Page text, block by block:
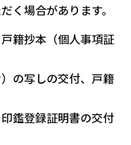
く場合があります。
籍抄本（個人事項証
の写しの交付、戸籍
鑑登録証明書の交付